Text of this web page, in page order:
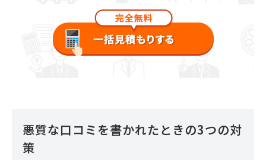
悪質な口コミを書かれたときの3つの対
策